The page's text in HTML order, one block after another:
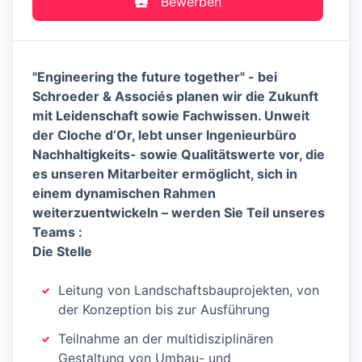
"Engineering the future together" - bei
Schroeder & Associés planen wir die Zukunft
mit Leidenschaft sowie Fachwissen. Unweit
der Cloche d’Or, lebt unser Ingenieurbüro
Nachhaltigkeits- sowie Qualitätswerte vor, die
es unseren Mitarbeiter ermöglicht, sich in
einem dynamischen Rahmen
weiterzuentwickeln – werden Sie Teil unseres
Teams :
Die Stelle
Leitung von Landschaftsbauprojekten, von
der Konzeption bis zur Ausführung
Teilnahme an der multidisziplinären
Gestaltung von Umbau- und